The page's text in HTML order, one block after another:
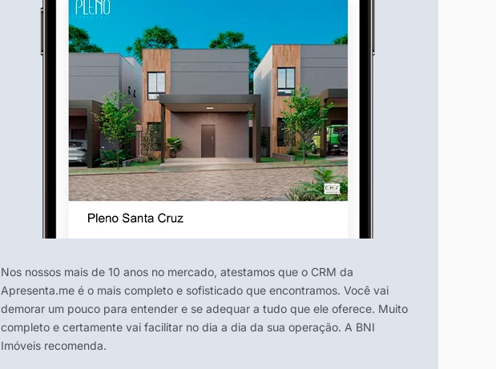
Nos nossos mais de 10 anos no mercado, atestamos que o CRM da
Apresenta.me é o mais completo e sofisticado que encontramos. Você vai
demorar um pouco para entender e se adequar a tudo que ele oferece. Muito
completo e certamente vai facilitar no dia a dia da sua operação. A BNI
Imóveis recomenda.